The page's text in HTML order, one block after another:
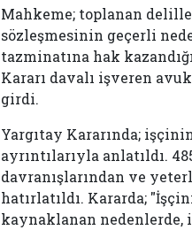
Mahkeme; toplanan
sözleşmesinin geçerli
tazminatına hak
Kararı davalı işveren
girdi.
Yargıtay Kararında;
ayrıntılarıyla anlatıldı.
davranışlarından ve
hatırlatıldı. Kararda;
kaynaklanan nedenlerde,